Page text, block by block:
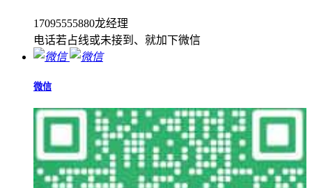
17095555880龙经理
电话若占线或未接到、就加下微信
微信